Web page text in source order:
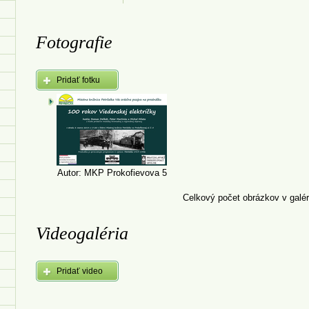
Fotografie
Pridať fotku
Autor: MKP Prokofievova 5
Celkový počet obrázkov v
Videogaléria
Pridať video